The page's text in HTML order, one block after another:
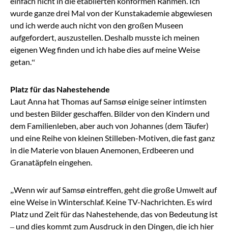
wurde ganze drei Mal von der Kunstakademie abgewiesen
und ich werde auch nicht von den großen Museen
aufgefordert, auszustellen. Deshalb musste ich meinen
eigenen Weg finden und ich habe dies auf meine Weise
getan.“
Platz für das Nahestehende
Laut Anna hat Thomas auf Samsø einige seiner intimsten
und besten Bilder geschaffen. Bilder von den Kindern und
dem Familienleben, aber auch von Johannes (dem Täufer)
und eine Reihe von kleinen Stilleben-Motiven, die fast ganz
in die Materie von blauen Anemonen, Erdbeeren und
Granatäpfeln eingehen.
„Wenn wir auf Samsø eintreffen, geht die große Umwelt auf
eine Weise in Winterschlaf. Keine TV-Nachrichten. Es wird
Platz und Zeit für das Nahestehende, das von Bedeutung ist
– und dies kommt zum Ausdruck in den Dingen, die ich hier